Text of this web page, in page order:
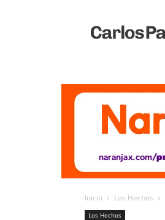
Vivo
Inicio Los Hechos
Los Hechos